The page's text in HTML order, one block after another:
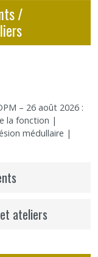
/
– 26 août 2026 :
la fonction |
médullaire |
ateliers